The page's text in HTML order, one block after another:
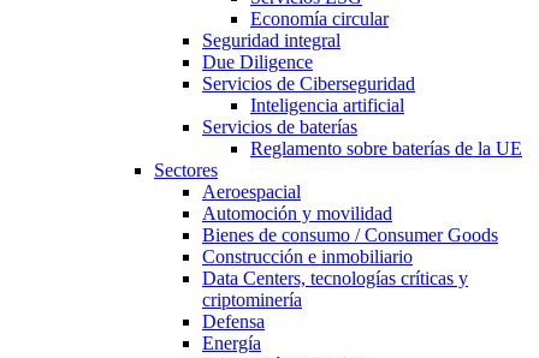
Economía circular
Seguridad integral
Due Diligence
Servicios de Ciberseguridad
Inteligencia artificial
Servicios de baterías
Reglamento sobre baterías de la UE
Sectores
Aeroespacial
Automoción y movilidad
Bienes de consumo / Consumer Goods
Construcción e inmobiliario
Data Centers, tecnologías críticas y
criptominería
Defensa
Energía